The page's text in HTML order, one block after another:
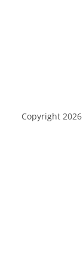
Copyright 2026